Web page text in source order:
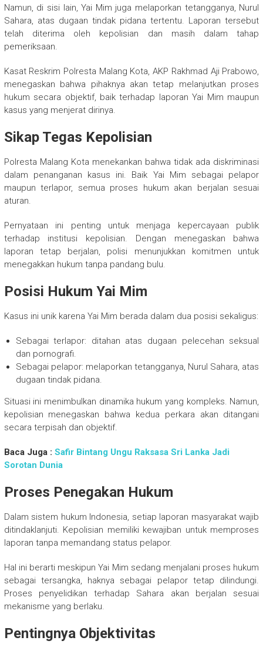
Namun, di sisi lain, Yai Mim juga melaporkan tetangganya, Nurul
Sahara, atas dugaan tindak pidana tertentu. Laporan tersebut
telah diterima oleh kepolisian dan masih dalam tahap
pemeriksaan.
Kasat Reskrim Polresta Malang Kota, AKP Rakhmad Aji Prabowo,
menegaskan bahwa pihaknya akan tetap melanjutkan proses
hukum secara objektif, baik terhadap laporan Yai Mim maupun
kasus yang menjerat dirinya.
Sikap Tegas Kepolisian
Polresta Malang Kota menekankan bahwa tidak ada diskriminasi
dalam penanganan kasus ini. Baik Yai Mim sebagai pelapor
maupun terlapor, semua proses hukum akan berjalan sesuai
aturan.
Pernyataan ini penting untuk menjaga kepercayaan publik
terhadap institusi kepolisian. Dengan menegaskan bahwa
laporan tetap berjalan, polisi menunjukkan komitmen untuk
menegakkan hukum tanpa pandang bulu.
Posisi Hukum Yai Mim
Kasus ini unik karena Yai Mim berada dalam dua posisi sekaligus:
Sebagai terlapor: ditahan atas dugaan pelecehan seksual
dan pornografi.
Sebagai pelapor: melaporkan tetangganya, Nurul Sahara, atas
dugaan tindak pidana.
Situasi ini menimbulkan dinamika hukum yang kompleks. Namun,
kepolisian menegaskan bahwa kedua perkara akan ditangani
secara terpisah dan objektif.
Baca Juga : Safir Bintang Ungu Raksasa Sri Lanka Jadi
Sorotan Dunia
Proses Penegakan Hukum
Dalam sistem hukum Indonesia, setiap laporan masyarakat wajib
ditindaklanjuti. Kepolisian memiliki kewajiban untuk memproses
laporan tanpa memandang status pelapor.
Hal ini berarti meskipun Yai Mim sedang menjalani proses hukum
sebagai tersangka, haknya sebagai pelapor tetap dilindungi.
Proses penyelidikan terhadap Sahara akan berjalan sesuai
mekanisme yang berlaku.
Pentingnya Objektivitas